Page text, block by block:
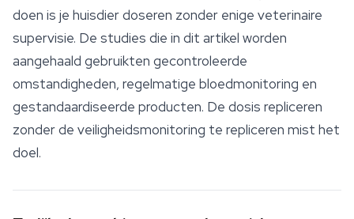
doen is je huisdier doseren zonder enige veterinaire
supervisie. De studies die in dit artikel worden
aangehaald gebruikten gecontroleerde
omstandigheden, regelmatige bloedmonitoring en
gestandaardiseerde producten. De dosis repliceren
zonder de veiligheidsmonitoring te repliceren mist het
doel.